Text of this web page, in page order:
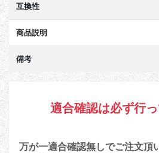
互換性
商品説明
備考
適合確認は必ず行
万が一適合確認無しでご注文頂